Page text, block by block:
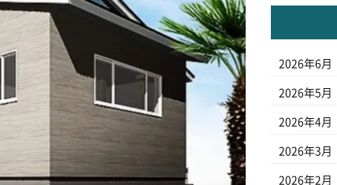
2026年6月
2026年5月
2026年4月
2026年3月
2026年2月